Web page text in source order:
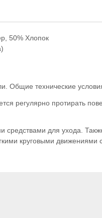
50% Хлопок
Общие технические
регулярно протирать
средствами для ухода.
круговыми движениями